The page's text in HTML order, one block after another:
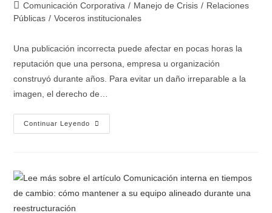
Comunicación Corporativa / Manejo de Crisis / Relaciones
Públicas / Voceros institucionales
Una publicación incorrecta puede afectar en pocas horas la
reputación que una persona, empresa u organización
construyó durante años. Para evitar un daño irreparable a la
imagen, el derecho de…
Continuar Leyendo